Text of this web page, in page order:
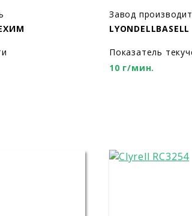
Завод
LYONDELLBASELL
Показатель
10 г/мин.